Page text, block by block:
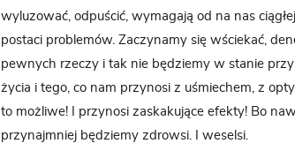
wyluzować, odpuścić, wymagają od na nas
postaci problemów. Zaczynamy się wściekać,
pewnych rzeczy i tak nie będziemy w stanie
życia i tego, co nam przynosi z uśmiechem, z
to możliwe! I przynosi zaskakujące efekty! Bo
przynajmniej będziemy zdrowsi. I weselsi.